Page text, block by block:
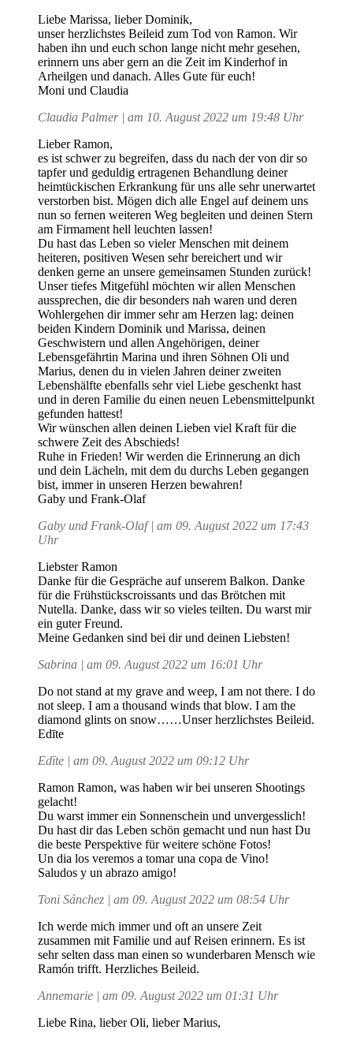
Liebe Marissa, lieber Dominik,
unser herzlichstes Beileid zum Tod von Ramon. Wir
haben ihn und euch schon lange nicht mehr gesehen,
erinnern uns aber gern an die Zeit im Kinderhof in
Arheilgen und danach. Alles Gute für euch!
Moni und Claudia
Claudia Palmer | am 10. August 2022 um 19:48 Uhr
Lieber Ramon,
es ist schwer zu begreifen, dass du nach der von dir so
tapfer und geduldig ertragenen Behandlung deiner
heimtückischen Erkrankung für uns alle sehr unerwartet
verstorben bist. Mögen dich alle Engel auf deinem uns
nun so fernen weiteren Weg begleiten und deinen Stern
am Firmament hell leuchten lassen!
Du hast das Leben so vieler Menschen mit deinem
heiteren, positiven Wesen sehr bereichert und wir
denken gerne an unsere gemeinsamen Stunden zurück!
Unser tiefes Mitgefühl möchten wir allen Menschen
aussprechen, die dir besonders nah waren und deren
Wohlergehen dir immer sehr am Herzen lag: deinen
beiden Kindern Dominik und Marissa, deinen
Geschwistern und allen Angehörigen, deiner
Lebensgefährtin Marina und ihren Söhnen Oli und
Marius, denen du in vielen Jahren deiner zweiten
Lebenshälfte ebenfalls sehr viel Liebe geschenkt hast
und in deren Familie du einen neuen Lebensmittelpunkt
gefunden hattest!
Wir wünschen allen deinen Lieben viel Kraft für die
schwere Zeit des Abschieds!
Ruhe in Frieden! Wir werden die Erinnerung an dich
und dein Lächeln, mit dem du durchs Leben gegangen
bist, immer in unseren Herzen bewahren!
Gaby und Frank-Olaf
Gaby und Frank-Olaf | am 09. August 2022 um 17:43
Uhr
Liebster Ramon
Danke für die Gespräche auf unserem Balkon. Danke
für die Frühstückscroissants und das Brötchen mit
Nutella. Danke, dass wir so vieles teilten. Du warst mir
ein guter Freund.
Meine Gedanken sind bei dir und deinen Liebsten!
Sabrina | am 09. August 2022 um 16:01 Uhr
Do not stand at my grave and weep, I am not there. I do
not sleep. I am a thousand winds that blow. I am the
diamond glints on snow……Unser herzlichstes Beileid.
Edīte
Edīte | am 09. August 2022 um 09:12 Uhr
Ramon Ramon, was haben wir bei unseren Shootings
gelacht!
Du warst immer ein Sonnenschein und unvergesslich!
Du hast dir das Leben schön gemacht und nun hast Du
die beste Perspektive für weitere schöne Fotos!
Un dia los veremos a tomar una copa de Vino!
Saludos y un abrazo amigo!
Toni Sánchez | am 09. August 2022 um 08:54 Uhr
Ich werde mich immer und oft an unsere Zeit
zusammen mit Familie und auf Reisen erinnern. Es ist
sehr selten dass man einen so wunderbaren Mensch wie
Ramón trifft. Herzliches Beileid.
Annemarie | am 09. August 2022 um 01:31 Uhr
Liebe Rina, lieber Oli, lieber Marius,